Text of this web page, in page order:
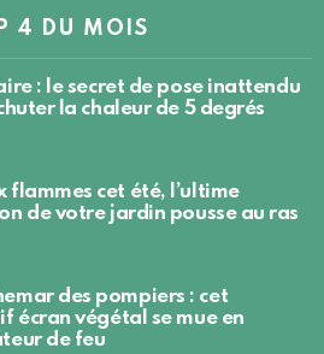
4 DU MOIS
: le secret de pose inattendu
la chaleur de 5 degrés
flammes cet été, l’ultime
de votre jardin pousse au ras
des pompiers : cet
écran végétal se mue en
de feu